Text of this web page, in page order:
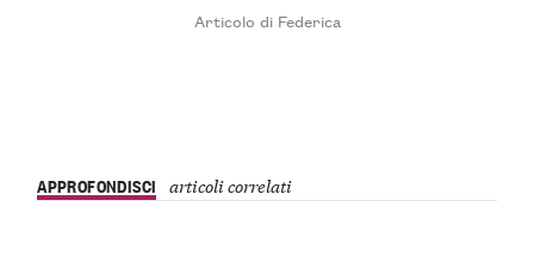
Articolo di Federica
APPROFONDISCI articoli correlati